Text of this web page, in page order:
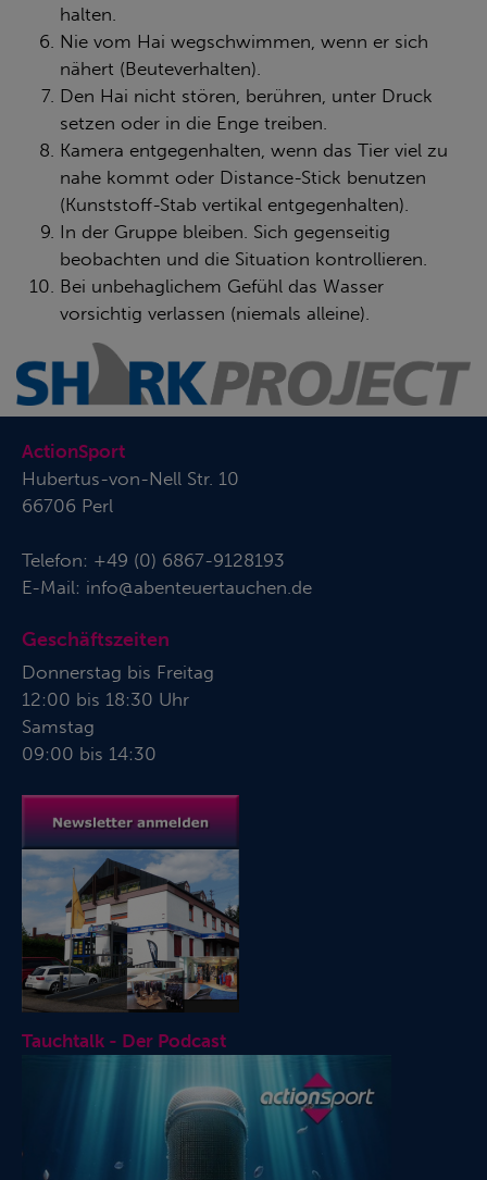
halten.
Nie vom Hai wegschwimmen, wenn er sich
nähert (Beuteverhalten).
Den Hai nicht stören, berühren, unter Druck
setzen oder in die Enge treiben.
Kamera entgegenhalten, wenn das Tier viel zu
nahe kommt oder Distance-Stick benutzen
(Kunststoff-Stab vertikal entgegenhalten).
In der Gruppe bleiben. Sich gegenseitig
beobachten und die Situation kontrollieren.
Bei unbehaglichem Gefühl das Wasser
vorsichtig verlassen (niemals alleine).
ActionSport
Hubertus-von-Nell Str. 10
66706 Perl
Telefon: +49 (0) 6867-9128193
E-Mail: info@abenteuertauchen.de
Geschäftszeiten
Donnerstag bis Freitag
12:00 bis 18:30 Uhr
Samstag
09:00 bis 14:30
Tauchtalk - Der Podcast